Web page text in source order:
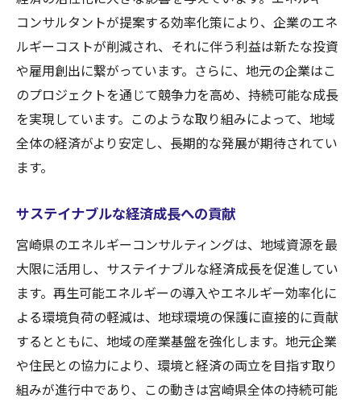
コンサルタントが提案する効率化策により、企業のエネ
ルギーコストが削減され、それに伴う利益は新たな投資
や雇用創出に繋がっています。さらに、地元の企業はこ
のプロジェクトを通じて競争力を高め、持続可能な成長
を実現しています。このような取り組みによって、地域
全体の経済がより安定し、長期的な発展が期待されてい
ます。
サステイナブルな経済成長への貢献
宮崎県のエネルギーコンサルティングは、地域資源を最
大限に活用し、サステイナブルな経済成長を促進してい
ます。再生可能エネルギーの導入やエネルギー効率化に
よる環境負荷の軽減は、地球環境の保護に直接的に貢献
するとともに、地域の産業基盤を強化します。地元企業
や住民との協力により、環境と経済の両立を目指す取り
組みが進行中であり、この動きは宮崎県全体の持続可能